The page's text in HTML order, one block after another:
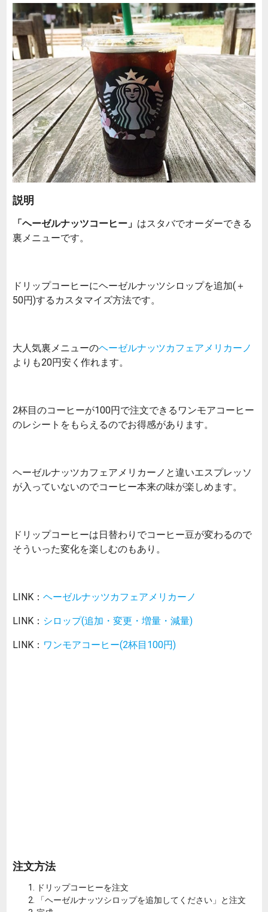
説明
「ヘーゼルナッツコーヒー」 はスタバでオーダーできる
裏メニューです。
ドリップコーヒーにヘーゼルナッツシロップを追加(＋
50円)するカスタマイズ方法です。
大人気裏メニューのヘーゼルナッツカフェアメリカーノ
よりも20円安く作れます。
2杯目のコーヒーが100円で注文できるワンモアコーヒー
のレシートをもらえるのでお得感があります。
ヘーゼルナッツカフェアメリカーノと違いエスプレッソ
が入っていないのでコーヒー本来の味が楽しめます。
ドリップコーヒーは日替わりでコーヒー豆が変わるので
そういった変化を楽しむのもあり。
LINK： ヘーゼルナッツカフェアメリカーノ
LINK： シロップ(追加・変更・増量・減量)
LINK： ワンモアコーヒー(2杯目100円)
注文方法
ドリップコーヒーを注文
「ヘーゼルナッツシロップを追加してください」と注文